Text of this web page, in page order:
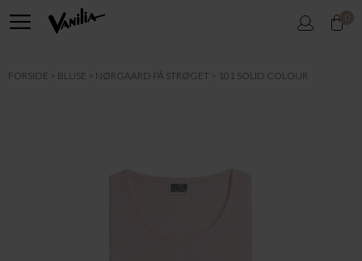
0
FORSIDE BLUSE NØRGAARD PÅ STRØGET 101 SOLID COLOUR